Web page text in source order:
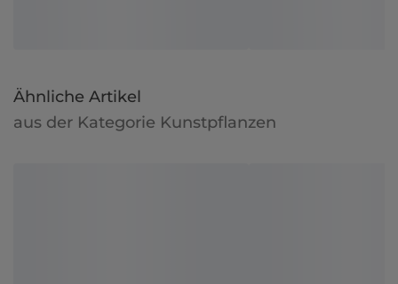
Ähnliche Artikel
aus der Kategorie Kunstpflanzen